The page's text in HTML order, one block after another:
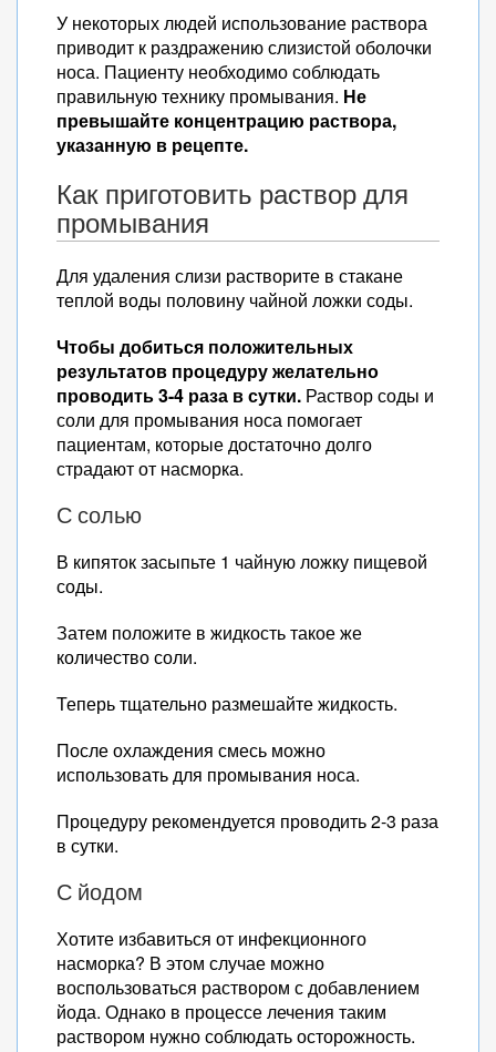
У некоторых людей использование раствора
приводит к раздражению слизистой оболочки
носа. Пациенту необходимо соблюдать
правильную технику промывания. Не
превышайте концентрацию раствора,
указанную в рецепте.
Как приготовить раствор для
промывания
Для удаления слизи растворите в стакане
теплой воды половину чайной ложки соды.
Чтобы добиться положительных
результатов процедуру желательно
проводить 3-4 раза в сутки. Раствор соды и
соли для промывания носа помогает
пациентам, которые достаточно долго
страдают от насморка.
С солью
В кипяток засыпьте 1 чайную ложку пищевой
соды.
Затем положите в жидкость такое же
количество соли.
Теперь тщательно размешайте жидкость.
После охлаждения смесь можно
использовать для промывания носа.
Процедуру рекомендуется проводить 2-3 раза
в сутки.
С йодом
Хотите избавиться от инфекционного
насморка? В этом случае можно
воспользоваться раствором с добавлением
йода. Однако в процессе лечения таким
раствором нужно соблюдать осторожность.